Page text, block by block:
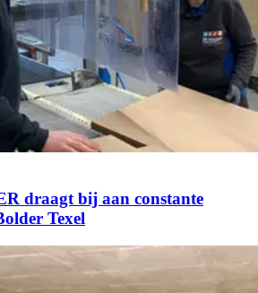
draagt bij aan constante
Texel